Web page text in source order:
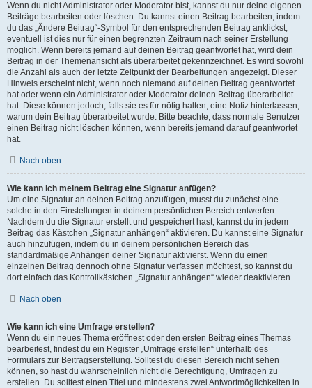
Wenn du nicht Administrator oder Moderator bist, kannst du nur deine eigenen
Beiträge bearbeiten oder löschen. Du kannst einen Beitrag bearbeiten, indem
du das „Ändere Beitrag“-Symbol für den entsprechenden Beitrag anklickst;
eventuell ist dies nur für einen begrenzten Zeitraum nach seiner Erstellung
möglich. Wenn bereits jemand auf deinen Beitrag geantwortet hat, wird dein
Beitrag in der Themenansicht als überarbeitet gekennzeichnet. Es wird sowohl
die Anzahl als auch der letzte Zeitpunkt der Bearbeitungen angezeigt. Dieser
Hinweis erscheint nicht, wenn noch niemand auf deinen Beitrag geantwortet
hat oder wenn ein Administrator oder Moderator deinen Beitrag überarbeitet
hat. Diese können jedoch, falls sie es für nötig halten, eine Notiz hinterlassen,
warum dein Beitrag überarbeitet wurde. Bitte beachte, dass normale Benutzer
einen Beitrag nicht löschen können, wenn bereits jemand darauf geantwortet
hat.
Nach oben
Wie kann ich meinem Beitrag eine Signatur anfügen?
Um eine Signatur an deinen Beitrag anzufügen, musst du zunächst eine
solche in den Einstellungen in deinem persönlichen Bereich entwerfen.
Nachdem du die Signatur erstellt und gespeichert hast, kannst du in jedem
Beitrag das Kästchen „Signatur anhängen“ aktivieren. Du kannst eine Signatur
auch hinzufügen, indem du in deinem persönlichen Bereich das
standardmäßige Anhängen deiner Signatur aktivierst. Wenn du einen
einzelnen Beitrag dennoch ohne Signatur verfassen möchtest, so kannst du
dort einfach das Kontrollkästchen „Signatur anhängen“ wieder deaktivieren.
Nach oben
Wie kann ich eine Umfrage erstellen?
Wenn du ein neues Thema eröffnest oder den ersten Beitrag eines Themas
bearbeitest, findest du ein Register „Umfrage erstellen“ unterhalb des
Formulars zur Beitragserstellung. Solltest du diesen Bereich nicht sehen
können, so hast du wahrscheinlich nicht die Berechtigung, Umfragen zu
erstellen. Du solltest einen Titel und mindestens zwei Antwortmöglichkeiten in